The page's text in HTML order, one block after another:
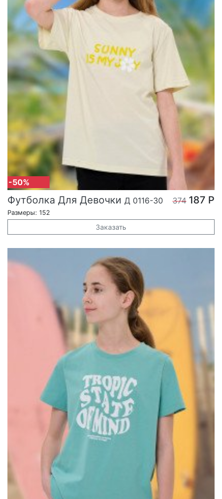
-50%
Футболка Для Девочки Д 0116-30 374 187 Р
Размеры: 152
Заказать